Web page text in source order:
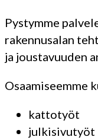
Pystymme
rakennusalan
ja joustavuuden
Osaamiseemme
kattotyöt
julkisivutyöt